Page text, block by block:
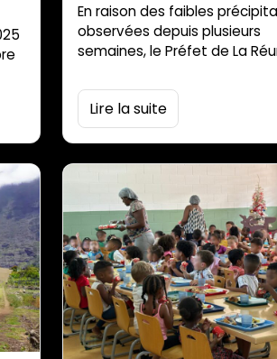
En raison des faibles
observées depuis plusieurs
semaines, le Préfet de La
Territoire de l’Ouest en
sécheresse (La Possession,
Saint-Paul). Cette première
vise à encourager chacun –
particuliers, entreprises et
collectivités – à adopter des
comportements économes
Les mesures de vigilance
notamment sur :– la […]
Lire la suite